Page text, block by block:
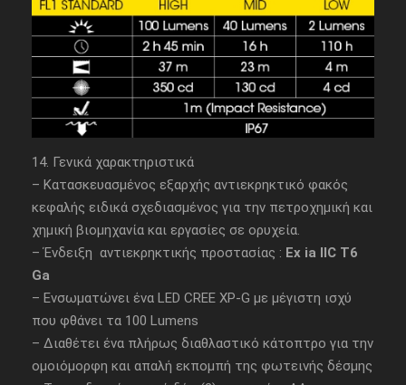
14. Γενικά χαρακτηριστικά
– Κατασκευασμένος εξαρχής αντιεκρηκτικό φακός
κεφαλής ειδικά σχεδιασμένος για την πετροχημική και
χημική βιομηχανία και εργασίες σε ορυχεία.
– Ένδειξη αντιεκρηκτικής προστασίας : Ex ia IIC T6
Ga
– Ενσωματώνει ένα LED CREE XP-G με μέγιστη ισχύ
που φθάνει τα 100 Lumens
– Διαθέτει ένα πλήρως διαθλαστικό κάτοπτρο για την
ομοιόμορφη και απαλή εκπομπή της φωτεινής δέσμης